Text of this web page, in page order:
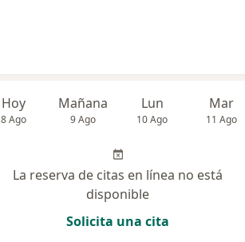
Hoy
8 Ago
Mañana
9 Ago
Lun
10 Ago
Mar
11 Ago
La reserva de citas en línea no está
disponible
Solicita una cita